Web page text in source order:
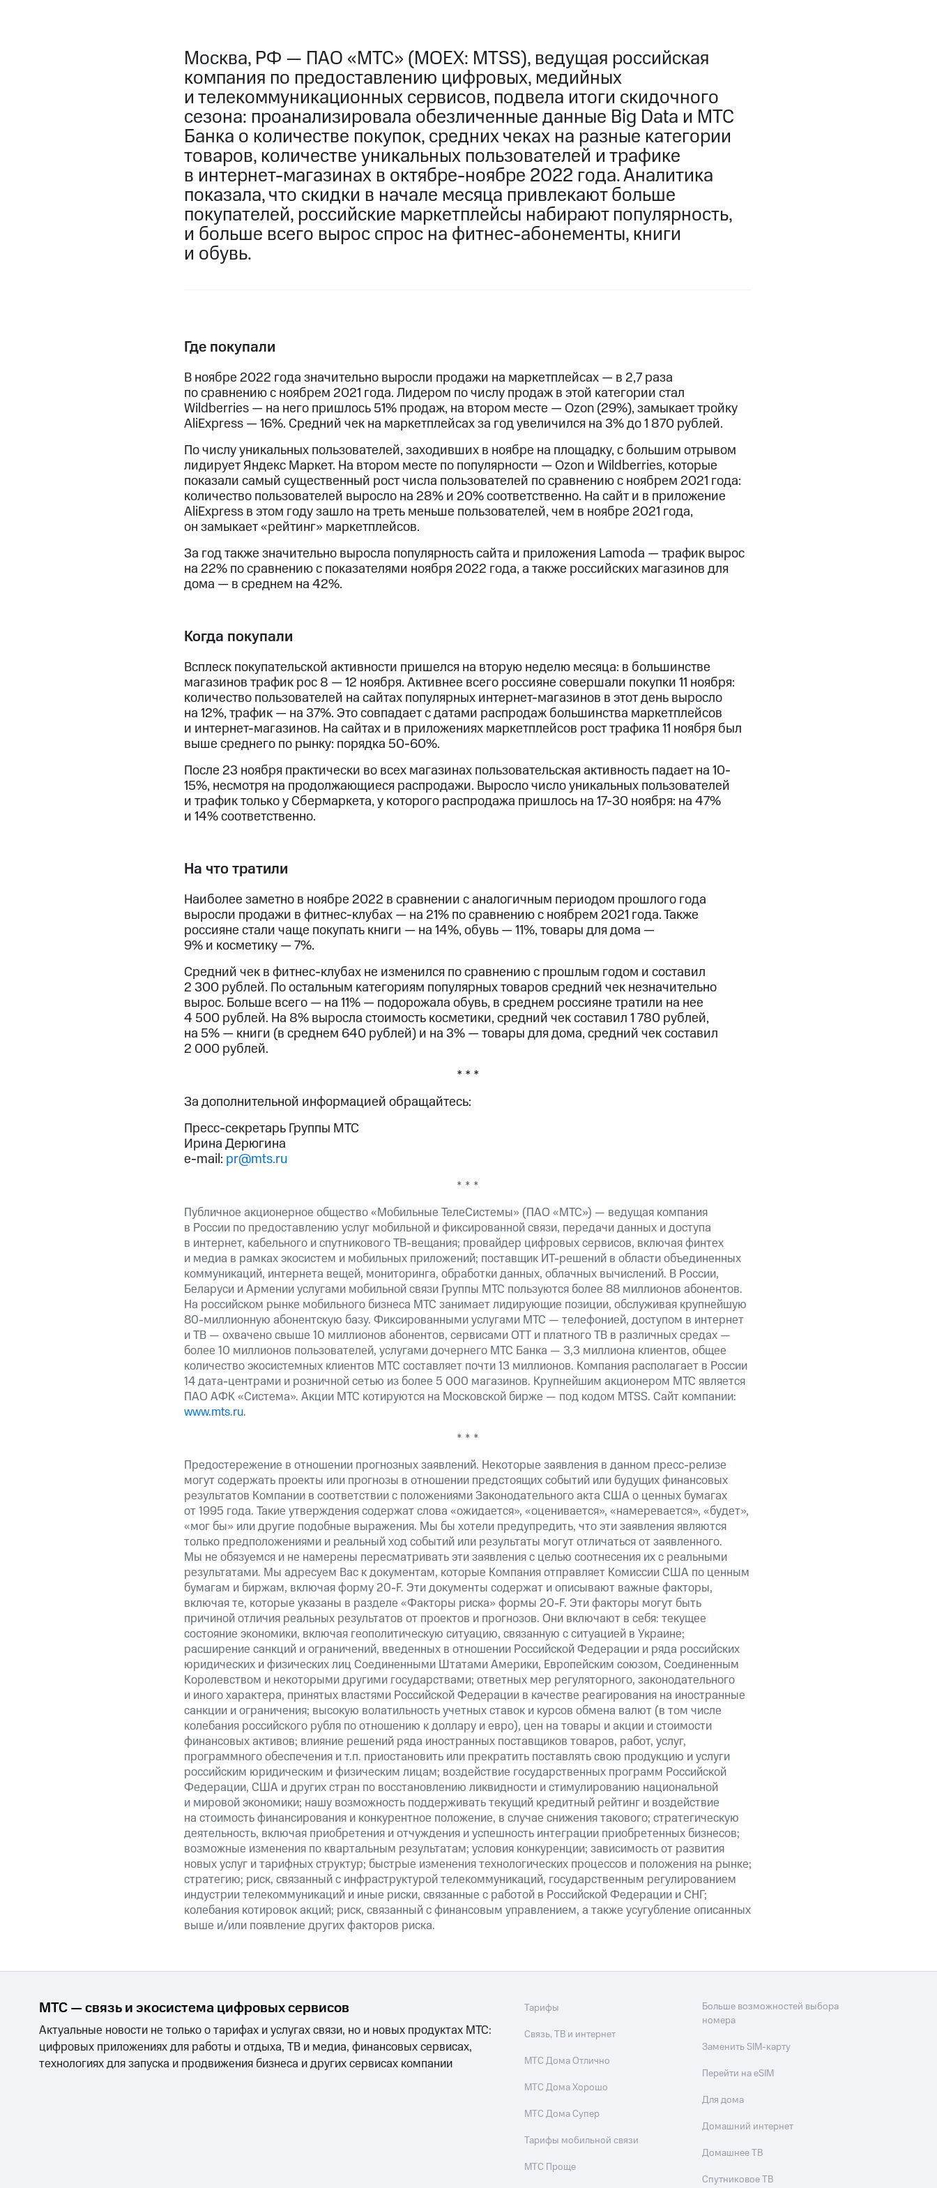
Москва, РФ — ПАО «МТС» (MOEX: MTSS), ведущая российская
компания по предоставлению цифровых, медийных
и телекоммуникационных сервисов, подвела итоги скидочного
сезона: проанализировала обезличенные данные Big Data и МТС
Банка о количестве покупок, средних чеках на разные категории
товаров, количестве уникальных пользователей и трафике
в интернет-магазинах в октябре-ноябре 2022 года. Аналитика
показала, что скидки в начале месяца привлекают больше
покупателей, российские маркетплейсы набирают популярность,
и больше всего вырос спрос на фитнес-абонементы, книги
и обувь.
Где покупали
В ноябре 2022 года значительно выросли продажи на маркетплейсах — в 2,7 раза
по сравнению с ноябрем 2021 года. Лидером по числу продаж в этой категории стал
Wildberries — на него пришлось 51% продаж, на втором месте — Ozon (29%), замыкает тройку
AliExpress — 16%. Средний чек на маркетплейсах за год увеличился на 3% до 1 870 рублей.
По числу уникальных пользователей, заходивших в ноябре на площадку, с большим отрывом
лидирует Яндекс Маркет. На втором месте по популярности — Ozon и Wildberries, которые
показали самый существенный рост числа пользователей по сравнению с ноябрем 2021 года:
количество пользователей выросло на 28% и 20% соответственно. На сайт и в приложение
AliExpress в этом году зашло на треть меньше пользователей, чем в ноябре 2021 года,
он замыкает «рейтинг» маркетплейсов.
За год также значительно выросла популярность сайта и приложения Lamoda — трафик вырос
на 22% по сравнению с показателями ноября 2022 года, а также российских магазинов для
дома — в среднем на 42%.
Когда покупали
Всплеск покупательской активности пришелся на вторую неделю месяца: в большинстве
магазинов трафик рос 8 — 12 ноября. Активнее всего россияне совершали покупки 11 ноября:
количество пользователей на сайтах популярных интернет-магазинов в этот день выросло
на 12%, трафик — на 37%. Это совпадает с датами распродаж большинства маркетплейсов
и интернет-магазинов. На сайтах и в приложениях маркетплейсов рост трафика 11 ноября был
выше среднего по рынку: порядка 50-60%.
После 23 ноября практически во всех магазинах пользовательская активность падает на 10-
15%, несмотря на продолжающиеся распродажи. Выросло число уникальных пользователей
и трафик только у Сбермаркета, у которого распродажа пришлось на 17-30 ноября: на 47%
и 14% соответственно.
На что тратили
Наиболее заметно в ноябре 2022 в сравнении с аналогичным периодом прошлого года
выросли продажи в фитнес-клубах — на 21% по сравнению с ноябрем 2021 года. Также
россияне стали чаще покупать книги — на 14%, обувь — 11%, товары для дома —
9% и косметику — 7%.
Средний чек в фитнес-клубах не изменился по сравнению с прошлым годом и составил
2 300 рублей. По остальным категориям популярных товаров средний чек незначительно
вырос. Больше всего — на 11% — подорожала обувь, в среднем россияне тратили на нее
4 500 рублей. На 8% выросла стоимость косметики, средний чек составил 1 780 рублей,
на 5% — книги (в среднем 640 рублей) и на 3% — товары для дома, средний чек составил
2 000 рублей.
* * *
За дополнительной информацией обращайтесь:
Пресс-секретарь Группы МТС
Ирина Дерюгина
e-mail: pr@mts.ru
* * *
Публичное акционерное общество «Мобильные ТелеСистемы» (ПАО «МТС») — ведущая компания
в России по предоставлению услуг мобильной и фиксированной связи, передачи данных и доступа
в интернет, кабельного и спутникового ТВ-вещания; провайдер цифровых сервисов, включая финтех
и медиа в рамках экосистем и мобильных приложений; поставщик ИТ-решений в области объединенных
коммуникаций, интернета вещей, мониторинга, обработки данных, облачных вычислений. В России,
Беларуси и Армении услугами мобильной связи Группы МТС пользуются более 88 миллионов абонентов.
На российском рынке мобильного бизнеса МТС занимает лидирующие позиции, обслуживая крупнейшую
80-миллионную абонентскую базу. Фиксированными услугами МТС — телефонией, доступом в интернет
и ТВ — охвачено свыше 10 миллионов абонентов, сервисами OTT и платного ТВ в различных средах —
более 10 миллионов пользователей, услугами дочернего МТС Банка — 3,3 миллиона клиентов, общее
количество экосистемных клиентов МТС составляет почти 13 миллионов. Компания располагает в России
14 дата-центрами и розничной сетью из более 5 000 магазинов. Крупнейшим акционером МТС является
ПАО АФК «Система». Акции МТС котируются на Московской бирже — под кодом MTSS. Сайт компании:
www.mts.ru.
* * *
Предостережение в отношении прогнозных заявлений. Некоторые заявления в данном пресс-релизе
могут содержать проекты или прогнозы в отношении предстоящих событий или будущих финансовых
результатов Компании в соответствии с положениями Законодательного акта США о ценных бумагах
от 1995 года. Такие утверждения содержат слова «ожидается», «оценивается», «намеревается», «будет»,
«мог бы» или другие подобные выражения. Мы бы хотели предупредить, что эти заявления являются
только предположениями и реальный ход событий или результаты могут отличаться от заявленного.
Мы не обязуемся и не намерены пересматривать эти заявления с целью соотнесения их с реальными
результатами. Мы адресуем Вас к документам, которые Компания отправляет Комиссии США по ценным
бумагам и биржам, включая форму 20-F. Эти документы содержат и описывают важные факторы,
включая те, которые указаны в разделе «Факторы риска» формы 20-F. Эти факторы могут быть
причиной отличия реальных результатов от проектов и прогнозов. Они включают в себя: текущее
состояние экономики, включая геополитическую ситуацию, связанную с ситуацией в Украине;
расширение санкций и ограничений, введенных в отношении Российской Федерации и ряда российских
юридических и физических лиц Соединенными Штатами Америки, Европейским союзом, Соединенным
Королевством и некоторыми другими государствами; ответных мер регуляторного, законодательного
и иного характера, принятых властями Российской Федерации в качестве реагирования на иностранные
санкции и ограничения; высокую волатильность учетных ставок и курсов обмена валют (в том числе
колебания российского рубля по отношению к доллару и евро), цен на товары и акции и стоимости
финансовых активов; влияние решений ряда иностранных поставщиков товаров, работ, услуг,
программного обеспечения и т.п. приостановить или прекратить поставлять свою продукцию и услуги
российским юридическим и физическим лицам; воздействие государственных программ Российской
Федерации, США и других стран по восстановлению ликвидности и стимулированию национальной
и мировой экономики; нашу возможность поддерживать текущий кредитный рейтинг и воздействие
на стоимость финансирования и конкурентное положение, в случае снижения такового; стратегическую
деятельность, включая приобретения и отчуждения и успешность интеграции приобретенных бизнесов;
возможные изменения по квартальным результатам; условия конкуренции; зависимость от развития
новых услуг и тарифных структур; быстрые изменения технологических процессов и положения на рынке;
стратегию; риск, связанный с инфраструктурой телекоммуникаций, государственным регулированием
индустрии телекоммуникаций и иные риски, связанные с работой в Российской Федерации и СНГ;
колебания котировок акций; риск, связанный с финансовым управлением, а также усугубление описанных
выше и/или появление других факторов риска.
МТС — связь и экосистема цифровых сервисов
Актуальные новости не только о тарифах и услугах связи, но и новых продуктах МТС:
цифровых приложениях для работы и отдыха, ТВ и медиа, финансовых сервисах,
технологиях для запуска и продвижения бизнеса и других сервисах компании
Тарифы
Связь, ТВ и интернет
МТС Дома Отлично
МТС Дома Хорошо
МТС Дома Супер
Тарифы мобильной связи
МТС Проще
Больше возможностей выбора
номера
Заменить SIM-карту
Перейти на eSIM
Для дома
Домашний интернет
Домашнее ТВ
Спутниковое ТВ